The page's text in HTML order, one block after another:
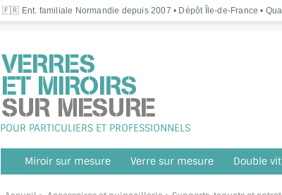
🇫🇷 Ent. familiale Normandie depuis 2007 • Dépôt Île-de-France •
POUR PARTICULIERS ET PROFESSIONNELS
Miroir sur mesure Verre sur mesure Double